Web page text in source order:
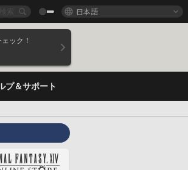
日本語
ック！
プ＆サポート